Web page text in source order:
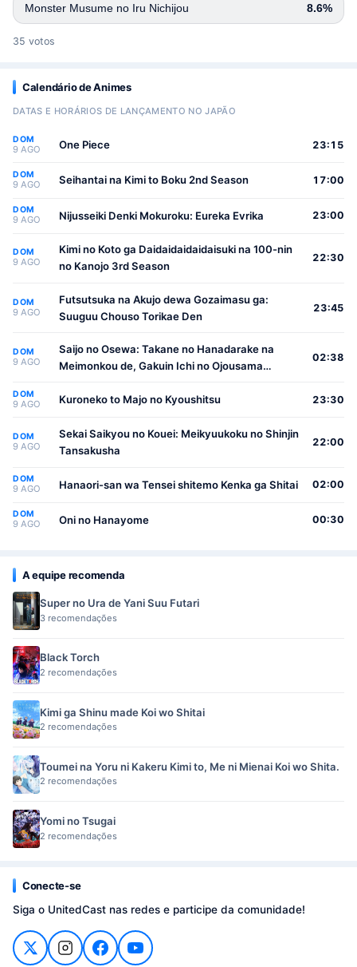
Monster Musume no Iru Nichijou 8.6%
35 votos
Calendário de Animes
DATAS E HORÁRIOS DE LANÇAMENTO NO JAPÃO
DOM
9 AGO One Piece 23:15
DOM
9 AGO Seihantai na Kimi to Boku 2nd Season 17:00
DOM
9 AGO Nijusseiki Denki Mokuroku: Eureka Evrika 23:00
DOM
9 AGO
Kimi no Koto ga Daidaidaidaidaisuki na 100-nin
no Kanojo 3rd Season
22:30
DOM
9 AGO
Futsutsuka na Akujo dewa Gozaimasu ga:
Suuguu Chouso Torikae Den
23:45
DOM
9 AGO
Saijo no Osewa: Takane no Hanadarake na
Meimonkou de, Gakuin Ichi no Ojousama
Osewa suru Koto ni Narimashita
02:38
DOM
9 AGO Kuroneko to Majo no Kyoushitsu 23:30
DOM
9 AGO
Sekai Saikyou no Kouei: Meikyuukoku no Shinjin
Tansakusha
22:00
DOM
9 AGO Hanaori-san wa Tensei shitemo Kenka ga Shitai 02:00
DOM
9 AGO Oni no Hanayome 00:30
A equipe recomenda
Super no Ura de Yani Suu Futari
3 recomendações
Black Torch
2 recomendações
Kimi ga Shinu made Koi wo Shitai
2 recomendações
Toumei na Yoru ni Kakeru Kimi to, Me ni Mienai Koi wo Shita.
2 recomendações
Yomi no Tsugai
2 recomendações
Conecte-se
Siga o UnitedCast nas redes e participe da comunidade!